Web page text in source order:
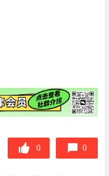
0 0